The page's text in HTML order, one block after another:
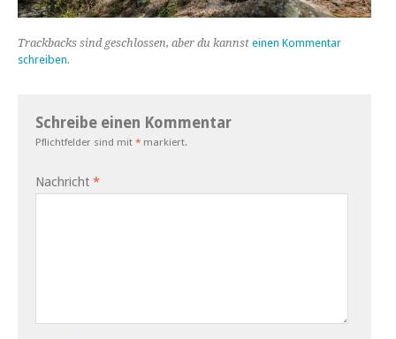
Trackbacks sind geschlossen, aber du kannst einen Kommentar
schreiben.
Schreibe einen Kommentar
Pflichtfelder sind mit * markiert.
Nachricht *